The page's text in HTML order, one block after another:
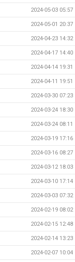
2024-05-03 05:57
2024-05-01 20:37
2024-04-23 14:32
2024-04-17 14:40
2024-04-14 19:31
2024-04-11 19:51
2024-03-30 07:23
2024-03-24 18:30
2024-03-24 08:11
2024-03-19 17:16
2024-03-16 08:27
2024-03-12 18:03
2024-03-10 17:14
2024-03-03 07:32
2024-02-19 08:02
2024-02-15 12:48
2024-02-14 13:23
2024-02-07 10:04